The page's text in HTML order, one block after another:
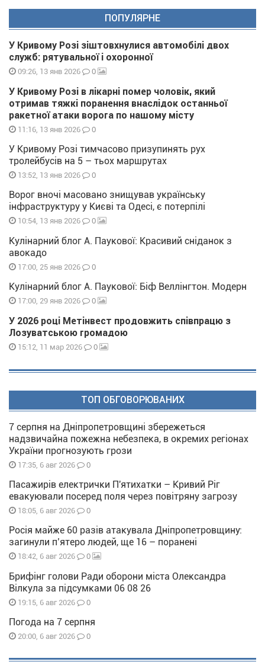
ПОПУЛЯРНЕ
У Кривому Розі зіштовхнулися автомобілі двох
служб: рятувальної і охоронної
09:26, 13 янв 2026 0
У Кривому Розі в лікарні помер чоловік, який
отримав тяжкі поранення внаслідок останньої
ракетної атаки ворога по нашому місту
11:16, 13 янв 2026 0
У Кривому Розі тимчасово призупинять рух
тролейбусів на 5 – тьох маршрутах
13:52, 13 янв 2026 0
Ворог вночі масовано знищував українську
інфраструктуру у Києві та Одесі, є потерпілі
10:54, 13 янв 2026 0
Кулінарний блог А. Паукової: Красивий сніданок з
авокадо
17:00, 25 янв 2026 0
Кулінарний блог А. Паукової: Біф Веллінгтон. Модерн
17:00, 29 янв 2026 0
У 2026 році Метінвест продовжить співпрацю з
Лозуватською громадою
15:12, 11 мар 2026 0
ТОП ОБГОВОРЮВАНИХ
7 серпня на Дніпропетровщині збережеться
надзвичайна пожежна небезпека, в окремих регіонах
України прогнозують грози
17:35, 6 авг 2026 0
Пасажирів електрички П'ятихатки – Кривий Ріг
евакуювали посеред поля через повітряну загрозу
18:05, 6 авг 2026 0
Росія майже 60 разів атакувала Дніпропетровщину:
загинули п’ятеро людей, ще 16 – поранені
18:42, 6 авг 2026 0
Брифінг голови Ради оборони міста Олександра
Вілкула за підсумками 06 08 26
19:15, 6 авг 2026 0
Погода на 7 серпня
20:00, 6 авг 2026 0